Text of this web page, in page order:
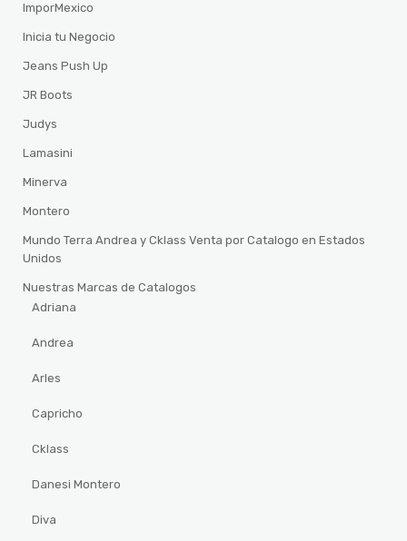
ImporMexico
Inicia tu Negocio
Jeans Push Up
JR Boots
Judys
Lamasini
Minerva
Montero
Mundo Terra Andrea y Cklass Venta por Catalogo en Estados
Unidos
Nuestras Marcas de Catalogos
Adriana
Andrea
Arles
Capricho
Cklass
Danesi Montero
Diva